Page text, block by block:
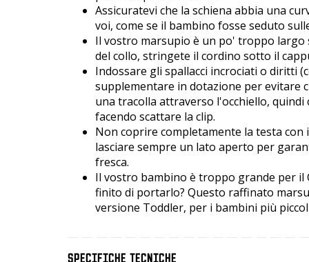
Assicuratevi che la schiena abbia una
voi, come se il bambino fosse seduto
Il vostro marsupio è un po' troppo largo
del collo, stringete il cordino sotto il
Indossare gli spallacci incrociati o diritti
supplementare in dotazione per evitare
una tracolla attraverso l'occhiello,
facendo scattare la clip.
Non coprire completamente la testa con
lasciare sempre un lato aperto per
fresca.
Il vostro bambino è troppo grande per il
finito di portarlo? Questo raffinato
versione Toddler, per i bambini più
SPECIFICHE TECNICHE